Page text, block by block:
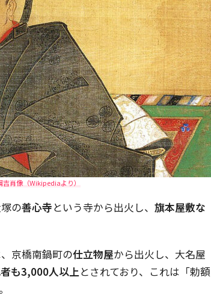
肖像（Wikipediaより）
の善心寺という寺から出火し、 旗本屋敷な
京橋南鍋町の仕立物屋から出火し、大名屋
も3,000人以上とされており、これは「勅額